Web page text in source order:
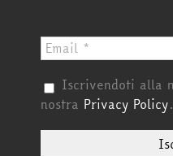
Iscrivendoti alla
nostra Privacy Policy.